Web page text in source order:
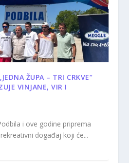
ŽUPA – TRI CRKVE“
VINJANE, VIR I
i ove godine priprema
događaj koji će...